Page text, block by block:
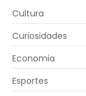
Cultura
Curiosidades
Economia
Esportes